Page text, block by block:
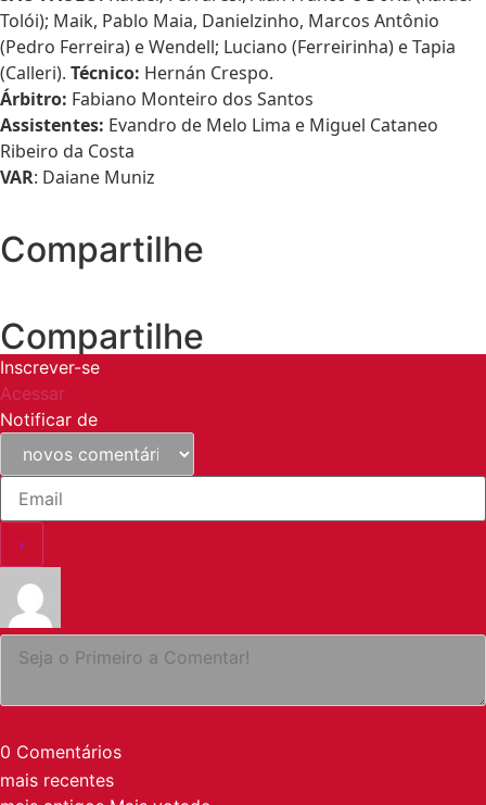
Tolói); Maik, Pablo Maia, Danielzinho, Marcos Antônio
(Pedro Ferreira) e Wendell; Luciano (Ferreirinha) e Tapia
(Calleri). Técnico: Hernán Crespo.
Árbitro: Fabiano Monteiro dos Santos
Assistentes: Evandro de Melo Lima e Miguel Cataneo
Ribeiro da Costa
VAR: Daiane Muniz
Compartilhe
Compartilhe
Inscrever-se
Acessar
Notificar de
0 Comentários
mais recentes